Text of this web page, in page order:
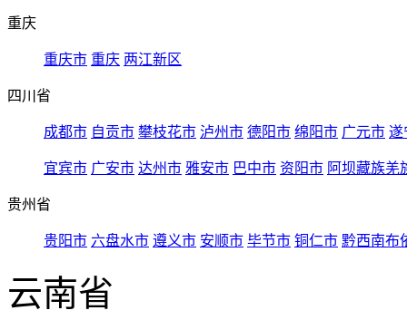
重庆
重庆市 重庆 两江新区
四川省
成都市 自贡市 攀枝花市 泸州市 德阳市 绵阳市 广元市 遂
宜宾市 广安市 达州市 雅安市 巴中市 资阳市 阿坝藏族羌
贵州省
贵阳市 六盘水市 遵义市 安顺市 毕节市 铜仁市 黔西南布
云南省